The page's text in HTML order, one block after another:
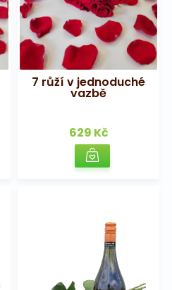
7 růží v jednoduché
vazbě
629 Kč